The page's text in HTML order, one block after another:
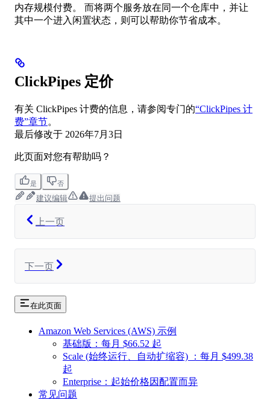
内存规模付费。 而将两个服务放在同一个仓库中，并让
其中一个进入闲置状态，则可以帮助你节省成本。
ClickPipes 定价
有关 ClickPipes 计费的信息，请参阅专门的“ClickPipes 计
费”章节。
最后修改于 2026年7月3日
此页面对您有帮助吗？
是 否
建议编辑 提出问题
上一页
下一页
在此页面
Amazon Web Services (AWS) 示例
基础版：每月 $66.52 起
Scale (始终运行、自动扩缩容) ：每月 $499.38
起
Enterprise：起始价格因配置而异
常见问题